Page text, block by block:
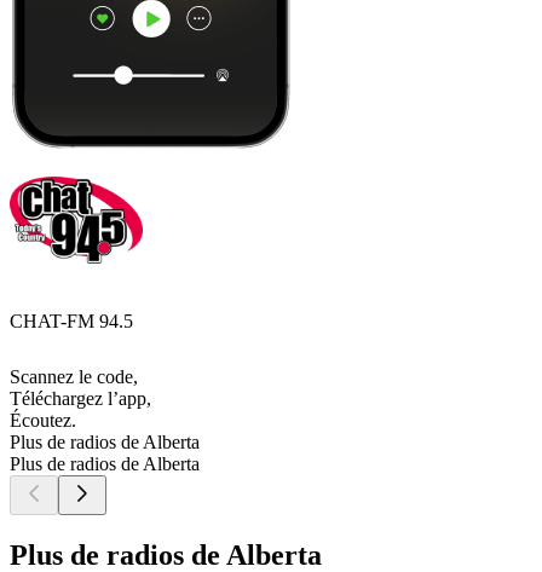
CHAT-FM 94.5
Scannez le code,
Téléchargez l’app,
Écoutez.
Plus de radios de Alberta
Plus de radios de Alberta
Plus de radios de Alberta